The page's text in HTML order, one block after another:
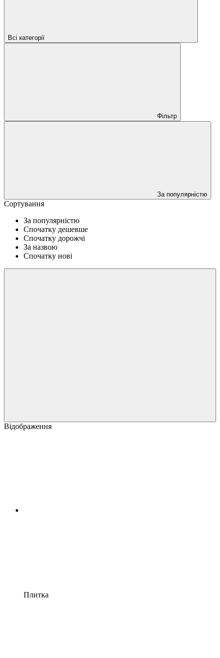
Всі категорії
Фільтр
За популярністю
Сортування
За популярністю
Спочатку дешевше
Спочатку дорожчі
За назвою
Спочатку нові
Відображення
Плитка